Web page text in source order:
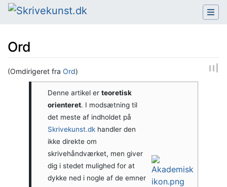
Ord
(Omdirigeret fra Ord)
Hop til:navigering,søgning
Denne artikel er teoretisk
orienteret. I modsætning til
det meste af indholdet på
Skrivekunst.dk handler den
ikke direkte om
skrivehåndværket, men giver
dig i stedet mulighed for at
dykke ned i nogle af de emner